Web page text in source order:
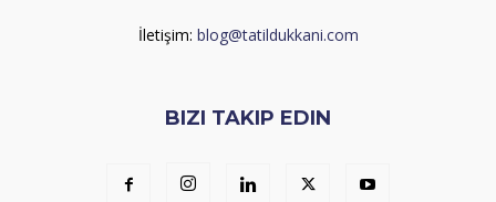
İletişim: blog@tatildukkani.com
BIZI TAKIP EDIN